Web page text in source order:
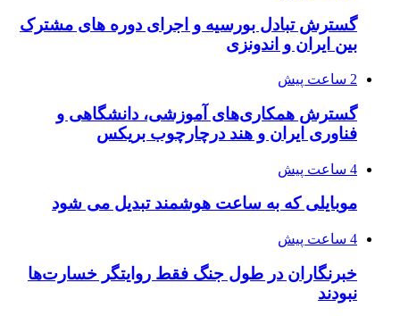
گسترش تبادل بورسیه و اجرای دوره های مشترک
بین ایران و اندونزی
2 ساعت پیش
گسترش همکاری‌های آموزشی، دانشگاهی و
فناوری ایران و هند درچارچوب بریکس
4 ساعت پیش
موبایلی که به ساعت هوشمند تبدیل می شود
4 ساعت پیش
خبرنگاران در طول جنگ فقط روایتگر خسارت‌ها
نبودند